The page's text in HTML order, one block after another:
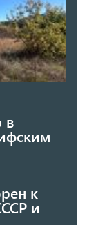
в
к
и